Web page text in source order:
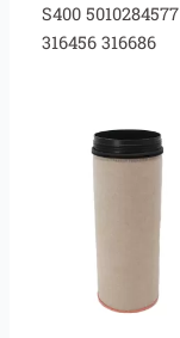
S400 5010284577
316456 316686